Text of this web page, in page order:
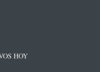
HOY